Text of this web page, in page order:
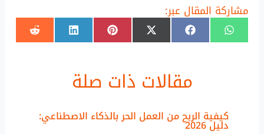
مشاركة المقال عبر:
SHARE
ON
SHARE
ON
SHARE
ON
SHARE
ON
SHARE
ON
SHARE
ON
مقالات ذات صلة
كيفية الربح من العمل الحر بالذكاء الاصطناعي:
دليل 2026